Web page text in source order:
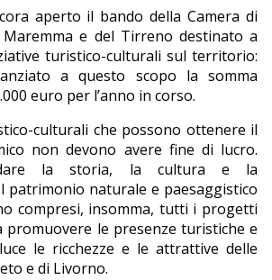
aperto il bando della Camera di
Maremma e del Tirreno destinato a
turistico-culturali sul territorio:
a questo scopo la somma
euro per l’anno in corso.
culturali che possono ottenere il
non devono avere fine di lucro.
la storia, la cultura e la
patrimonio naturale e paesaggistico
compresi, insomma, tutti i progetti
promuovere le presenze turistiche e
le ricchezze e le attrattive delle
e di Livorno.